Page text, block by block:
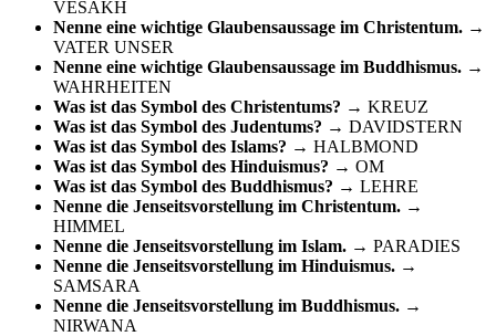
VESAKH
Nenne eine wichtige Glaubensaussage im Christentum. →
VATER UNSER
Nenne eine wichtige Glaubensaussage im Buddhismus. →
WAHRHEITEN
Was ist das Symbol des Christentums? → KREUZ
Was ist das Symbol des Judentums? → DAVIDSTERN
Was ist das Symbol des Islams? → HALBMOND
Was ist das Symbol des Hinduismus? → OM
Was ist das Symbol des Buddhismus? → LEHRE
Nenne die Jenseitsvorstellung im Christentum. →
HIMMEL
Nenne die Jenseitsvorstellung im Islam. → PARADIES
Nenne die Jenseitsvorstellung im Hinduismus. →
SAMSARA
Nenne die Jenseitsvorstellung im Buddhismus. →
NIRWANA